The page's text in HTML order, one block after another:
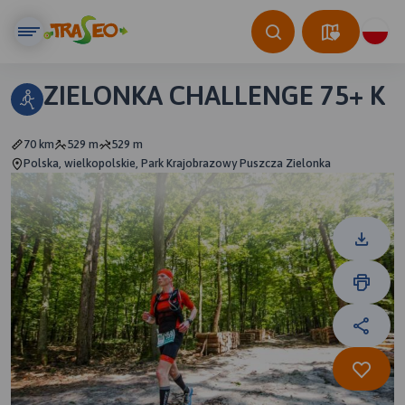
ZIELONKA CHALLENGE 75+ K
70 km 529 m
529 m
Polska, wielkopolskie, Park Krajobrazowy Puszcza Zielonka